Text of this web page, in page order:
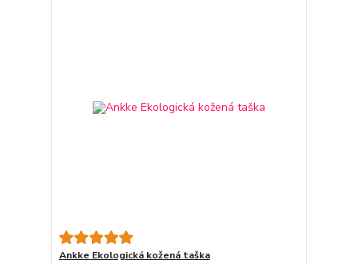
Ankke Ekologická kožená taška